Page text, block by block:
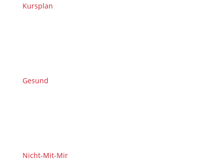
Kursplan
Gesund
Nicht-Mit-Mir